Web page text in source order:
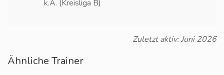
k.A. (Kreisliga B)
Zuletzt aktiv: Juni 2026
Ähnliche Trainer